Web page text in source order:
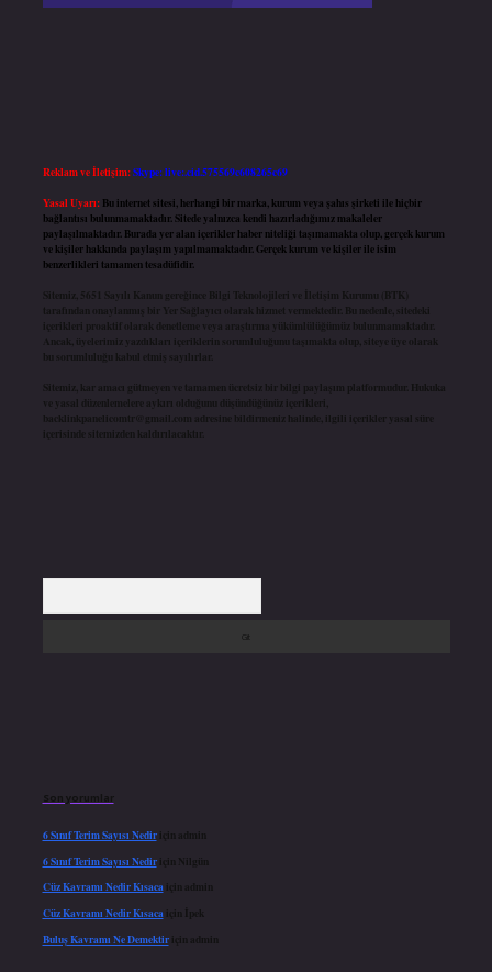
Reklam ve İletişim:Skype: live:.cid.575569c608265c69
Yasal Uyarı: Bu internet sitesi, herhangi bir marka, kurum veya şahıs şirketi ile hiçbir
bağlantısı bulunmamaktadır. Sitede yalnızca kendi hazırladığımız makaleler
paylaşılmaktadır. Burada yer alan içerikler haber niteliği taşımamakta olup, gerçek kurum
ve kişiler hakkında paylaşım yapılmamaktadır. Gerçek kurum ve kişiler ile isim
benzerlikleri tamamen tesadüfidir.
Sitemiz, 5651 Sayılı Kanun gereğince Bilgi Teknolojileri ve İletişim Kurumu (BTK)
tarafından onaylanmış bir Yer Sağlayıcı olarak hizmet vermektedir. Bu nedenle, sitedeki
içerikleri proaktif olarak denetleme veya araştırma yükümlülüğümüz bulunmamaktadır.
Ancak, üyelerimiz yazdıkları içeriklerin sorumluluğunu taşımakta olup, siteye üye olarak
bu sorumluluğu kabul etmiş sayılırlar.
Sitemiz, kar amacı gütmeyen ve tamamen ücretsiz bir bilgi paylaşım platformudur. Hukuka
ve yasal düzenlemelere aykırı olduğunu düşündüğünüz içerikleri,
backlinkpanelicomtr@gmail.com adresine bildirmeniz halinde, ilgili içerikler yasal süre
içerisinde sitemizden kaldırılacaktır.
Son yorumlar
6 Sınıf Terim Sayısı Nediriçin admin
6 Sınıf Terim Sayısı Nediriçin Nilgün
Cüz Kavramı Nedir Kısacaiçin admin
Cüz Kavramı Nedir Kısacaiçin
İpek
Buluş Kavramı Ne Demektiriçin admin